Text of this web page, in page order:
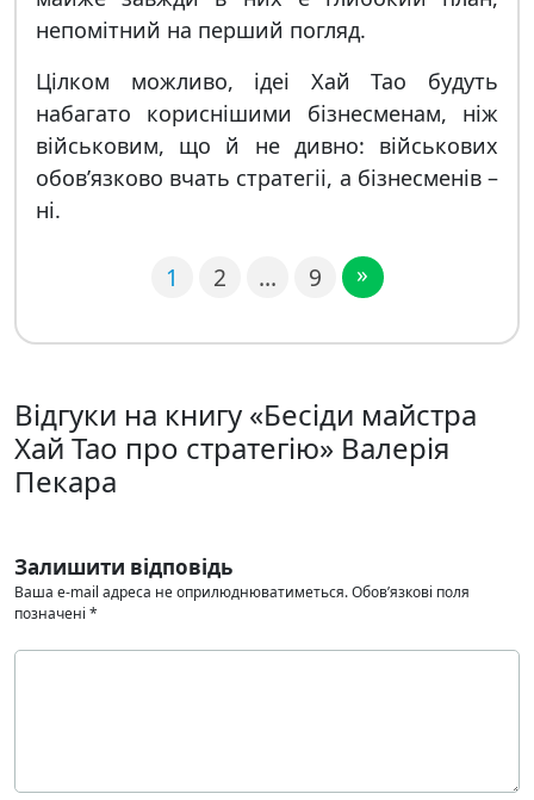
непомiтний на перший погляд.
Цiлком можливо, iдеi Хай Тао будуть
набагато кориснiшими бiзнесменам, нiж
вiйськовим, що й не дивно: вiйськових
обов’язково вчать стратегii, а бiзнесменiв –
нi.
1 2 … 9 »
Відгуки на книгу «Бесіди майстра
Хай Тао про стратегію» Валерія
Пекара
Залишити відповідь
Ваша e-mail адреса не оприлюднюватиметься.Обов’язкові поля
позначені *